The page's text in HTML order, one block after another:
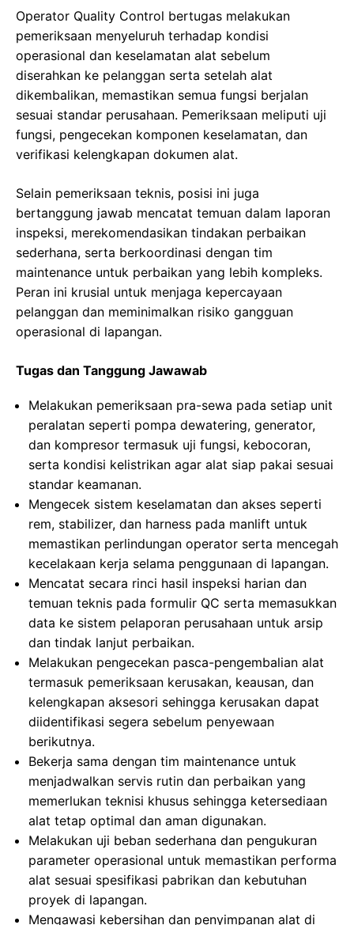
Operator Quality Control bertugas melakukan
pemeriksaan menyeluruh terhadap kondisi
operasional dan keselamatan alat sebelum
diserahkan ke pelanggan serta setelah alat
dikembalikan, memastikan semua fungsi berjalan
sesuai standar perusahaan. Pemeriksaan meliputi uji
fungsi, pengecekan komponen keselamatan, dan
verifikasi kelengkapan dokumen alat.
Selain pemeriksaan teknis, posisi ini juga
bertanggung jawab mencatat temuan dalam laporan
inspeksi, merekomendasikan tindakan perbaikan
sederhana, serta berkoordinasi dengan tim
maintenance untuk perbaikan yang lebih kompleks.
Peran ini krusial untuk menjaga kepercayaan
pelanggan dan meminimalkan risiko gangguan
operasional di lapangan.
Tugas dan Tanggung Jawawab
Melakukan pemeriksaan pra-sewa pada setiap unit
peralatan seperti pompa dewatering, generator,
dan kompresor termasuk uji fungsi, kebocoran,
serta kondisi kelistrikan agar alat siap pakai sesuai
standar keamanan.
Mengecek sistem keselamatan dan akses seperti
rem, stabilizer, dan harness pada manlift untuk
memastikan perlindungan operator serta mencegah
kecelakaan kerja selama penggunaan di lapangan.
Mencatat secara rinci hasil inspeksi harian dan
temuan teknis pada formulir QC serta memasukkan
data ke sistem pelaporan perusahaan untuk arsip
dan tindak lanjut perbaikan.
Melakukan pengecekan pasca-pengembalian alat
termasuk pemeriksaan kerusakan, keausan, dan
kelengkapan aksesori sehingga kerusakan dapat
diidentifikasi segera sebelum penyewaan
berikutnya.
Bekerja sama dengan tim maintenance untuk
menjadwalkan servis rutin dan perbaikan yang
memerlukan teknisi khusus sehingga ketersediaan
alat tetap optimal dan aman digunakan.
Melakukan uji beban sederhana dan pengukuran
parameter operasional untuk memastikan performa
alat sesuai spesifikasi pabrikan dan kebutuhan
proyek di lapangan.
Mengawasi kebersihan dan penyimpanan alat di